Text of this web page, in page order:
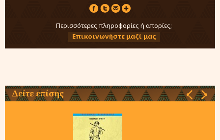
Περισσότερες πληροφορίες ή απορίες;
Επικοινωνήστε μαζί μας
Δείτε επίσης ‹ ›